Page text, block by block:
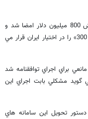
قرارداد اوليه اين خريد سال 2007 ميلادي به ارزش 800 ميليون دلار امضا شد و
روسيه اعلام كرده است 5 سامانه موشكي «اس - 300» را در اختيار ايران قرار مي
براي اجراي توافقنامه شد
گويد مشكلي بابت اجراي اين
او در ماه مارس (اسفند - فروردين) سال 2015 دستور تحويل اين سامانه هاي